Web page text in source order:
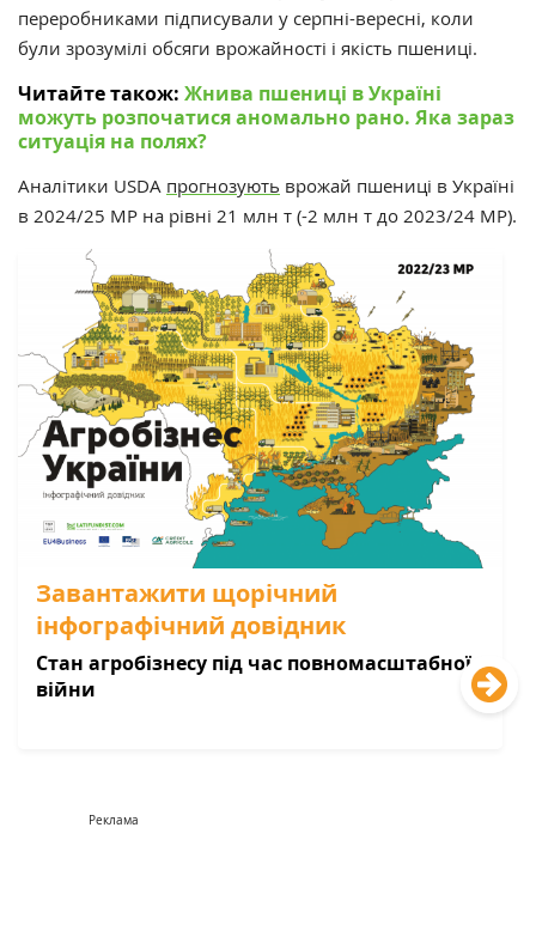
переробниками підписували у серпні-вересні, коли
були зрозумілі обсяги врожайності і якість пшениці.
Читайте також: Жнива пшениці в Україні
можуть розпочатися аномально рано. Яка зараз
ситуація на полях?
Аналітики USDA прогнозують врожай пшениці в Україні
в 2024/25 МР на рівні 21 млн т (-2 млн т до 2023/24 МР).
Завантажити щорічний
інфографічний довідник
Стан агробізнесу під час повномасштабної
війни
Реклама